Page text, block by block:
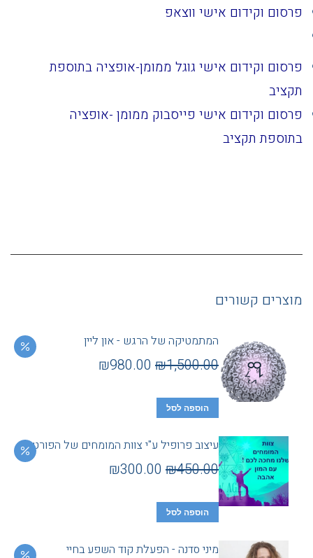
פרסום וקידום אישי ווצאפ
פרסום וקידום אישי גוגל ממומן-אופציה בתוספת
תקציב
פרסום וקידום אישי פייסבוק ממומן -אופציה
בתוספת תקציב
מוצרים קשורים
המתמטיקה של הרגש - און ליין
₪1,500.00
₪980.00
הוספה לסל
עיצוב פרופיל ע"י צוות המומחים של הפורטל
₪450.00
₪300.00
הוספה לסל
מיני סדנה - הפעלת קוד השפע בחיי